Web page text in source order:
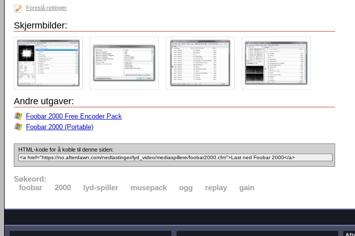
Foreslå rettinger
Skjermbilder:
Andre utgaver:
Foobar 2000 Free Encoder Pack
Foobar 2000 (Portable)
HTML-kode for å koble til denne siden:
Søkeord:
foobar
2000 lyd-spiller musepack ogg replay gain